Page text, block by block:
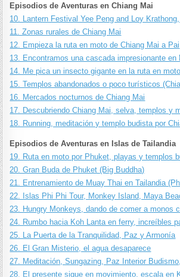
Episodios de Aventuras en Chiang Mai
10. Lantern Festival Yee Peng and Loy
11. Zonas rurales de Chiang Mai
12. Empieza la ruta en moto de Chiang Mai a Pai
13. Encontramos una cascada impresionante en
14. Me pica un insecto gigante en la ruta en
15. Templos abandonados o poco turísticos
16. Mercados nocturnos de Chiang Mai
17. Descubriendo Chiang Mai, selva, templos y
18. Running, meditación y templo budista por
Episodios de Aventuras en Islas de Tailandia
19. Ruta en moto por Phuket, playas y templos
20. Gran Buda de Phuket (Big Buddha)
21. Entrenamiento de Muay Thai en Tailandia
22. Islas Phi Phi Tour, Monkey Island, Maya
23. Hungry Monkeys, dando de comer a monos
24. Rumbo hacia Koh Lanta en ferry, increíbles
25. La Puerta de la Tranquilidad, Paz y Armonía
26. El Gran Misterio, el agua desaparece
27. Meditación, Sungazing, Paz Interior
28. El presente sigue en movimiento, escala en